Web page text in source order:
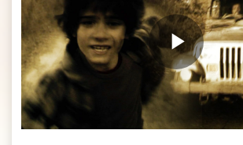
Play
Video